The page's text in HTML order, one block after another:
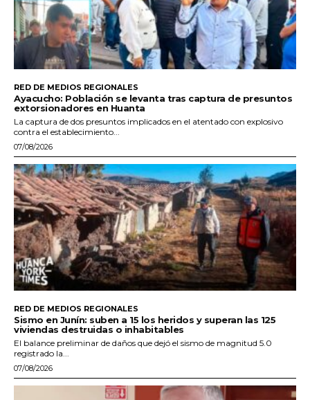
RED DE MEDIOS REGIONALES
Ayacucho: Población se levanta tras captura de presuntos
extorsionadores en Huanta
La captura de dos presuntos implicados en el atentado con explosivo
contra el establecimiento...
07/08/2026
RED DE MEDIOS REGIONALES
Sismo en Junín: suben a 15 los heridos y superan las 125
viviendas destruidas o inhabitables
El balance preliminar de daños que dejó el sismo de magnitud 5.0
registrado la...
07/08/2026